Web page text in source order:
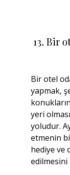
13. Bir
Bir otel
yapmak,
yeri
yoludur.
etmenin
hediye ve